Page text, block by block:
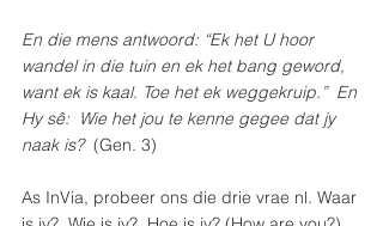
En die mens antwoord: “Ek het U hoor
wandel in die tuin en ek het bang geword,
want ek is kaal. Toe het ek weggekruip.”  En
Hy sê:  Wie het jou te kenne gegee dat jy
naak is?
  (Gen. 3)
As InVia, probeer ons die drie vrae nl. Waar